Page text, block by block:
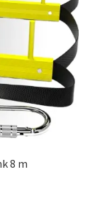
8 m